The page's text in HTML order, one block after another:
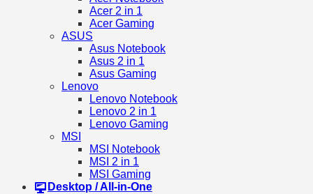
Acer 2 in 1
Acer Gaming
ASUS
Asus Notebook
Asus 2 in 1
Asus Gaming
Lenovo
Lenovo Notebook
Lenovo 2 in 1
Lenovo Gaming
MSI
MSI Notebook
MSI 2 in 1
MSI Gaming
Desktop / All-in-One